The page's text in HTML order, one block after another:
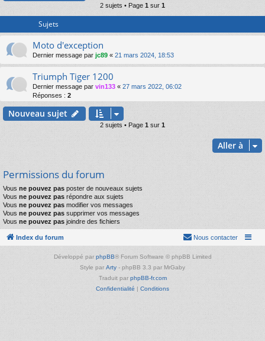
2 sujets • Page 1 sur 1
Sujets
Moto d'exception
Dernier message par jc89 « 21 mars 2024, 18:53
Triumph Tiger 1200
Dernier message par vin133 « 27 mars 2022, 06:02
Réponses : 2
Nouveau sujet
2 sujets • Page 1 sur 1
Aller à
Permissions du forum
Vous ne pouvez pas poster de nouveaux sujets
Vous ne pouvez pas répondre aux sujets
Vous ne pouvez pas modifier vos messages
Vous ne pouvez pas supprimer vos messages
Vous ne pouvez pas joindre des fichiers
Index du forum Nous contacter
Développé par phpBB® Forum Software © phpBB Limited
Style par Arty - phpBB 3.3 par MrGaby
Traduit par phpBB-fr.com
Confidentialité | Conditions